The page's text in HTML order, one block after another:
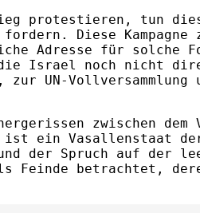
protestieren, tun
Diese
Adresse für solche
die Israel noch nicht
zur UN-
zwischen dem
ein Vasallenstaat
der Spruch auf der
Feinde betrachtet,